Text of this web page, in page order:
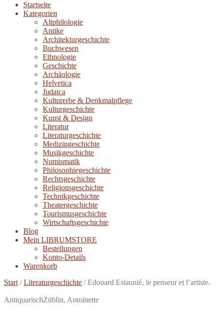
Startseite
Kategorien
Altphilologie
Antike
Architekturgeschichte
Buchwesen
Ethnologie
Geschichte
Archäologie
Helvetica
Judaica
Kulturerbe & Denkmalpflege
Kulturgeschichte
Kunst & Design
Literatur
Literaturgeschichte
Medizingeschichte
Musikgeschichte
Numismatik
Philosophiegeschichte
Rechtsgeschichte
Religionsgeschichte
Technikgeschichte
Theatergeschichte
Tourismusgeschichte
Wirtschaftsgeschichte
Blog
Mein LIBRUMSTORE
Bestellungen
Konto-Details
Warenkorb
Start /Literaturgeschichte /Edouard Estaunié, le penseur et l’artiste.
AntiquarischZüblin, Antoinette